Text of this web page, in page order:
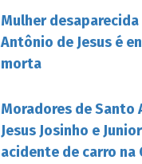
Mulher
Antônio de Jesus é
morta
Moradores de Santo
Jesus Josinho e
acidente de carro na